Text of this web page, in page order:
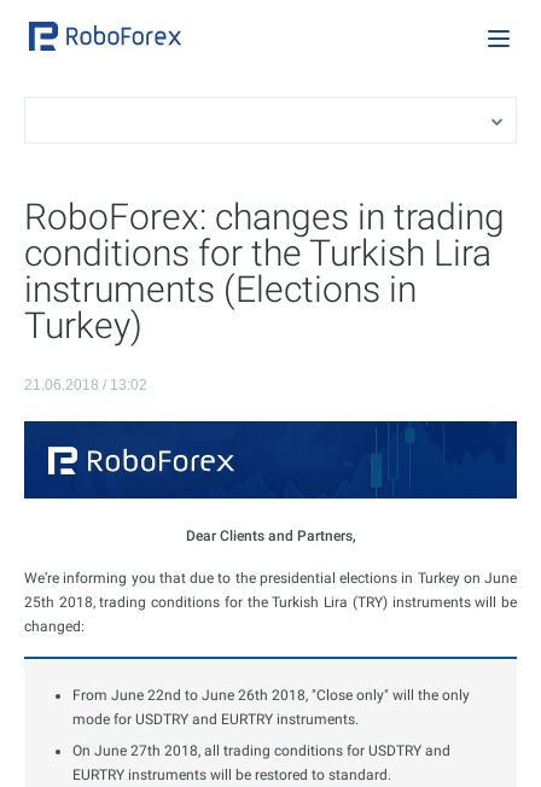
RoboForex: changes in trading
conditions for the Turkish Lira
instruments (Elections in
Turkey)
21.06.2018 / 13:02
Dear Clients and Partners,
We’re informing you that due to the presidential elections in Turkey on June
25th 2018, trading conditions for the Turkish Lira (TRY) instruments will be
changed:
From June 22nd to June 26th 2018, "Close only" will the only
mode for USDTRY and EURTRY instruments.
On June 27th 2018, all trading conditions for USDTRY and
EURTRY instruments will be restored to standard.